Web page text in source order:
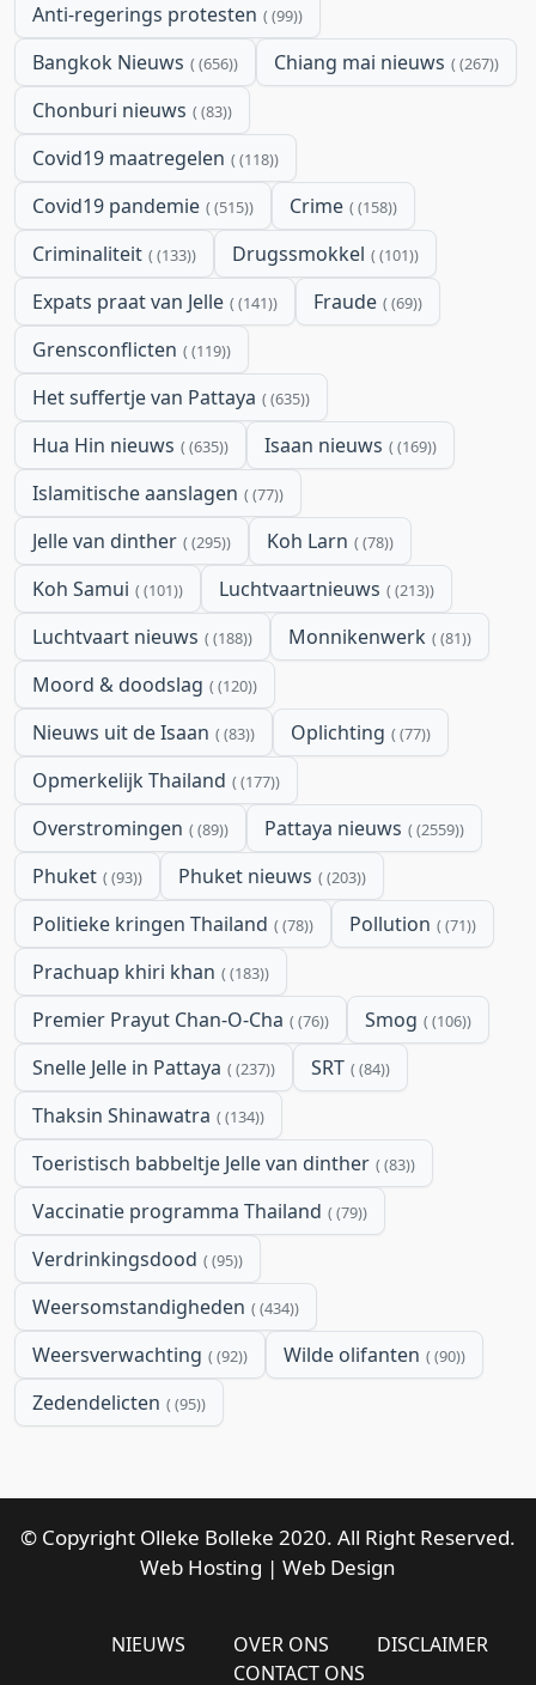
Anti-regerings protesten (99)
Bangkok Nieuws (656) Chiang mai nieuws (267)
Chonburi nieuws (83)
Covid19 maatregelen (118)
Covid19 pandemie (515) Crime (158)
Criminaliteit (133) Drugssmokkel (101)
Expats praat van Jelle (141) Fraude (69)
Grensconflicten (119)
Het suffertje van Pattaya (635)
Hua Hin nieuws (635) Isaan nieuws (169)
Islamitische aanslagen (77)
Jelle van dinther (295) Koh Larn (78)
Koh Samui (101) Luchtvaartnieuws (213)
Luchtvaart nieuws (188) Monnikenwerk (81)
Moord & doodslag (120)
Nieuws uit de Isaan (83) Oplichting (77)
Opmerkelijk Thailand (177)
Overstromingen (89) Pattaya nieuws (2559)
Phuket (93) Phuket nieuws (203)
Politieke kringen Thailand (78) Pollution (71)
Prachuap khiri khan (183)
Premier Prayut Chan-O-Cha (76) Smog (106)
Snelle Jelle in Pattaya (237) SRT (84)
Thaksin Shinawatra (134)
Toeristisch babbeltje Jelle van dinther (83)
Vaccinatie programma Thailand (79)
Verdrinkingsdood (95)
Weersomstandigheden (434)
Weersverwachting (92) Wilde olifanten (90)
Zedendelicten (95)
© Copyright Olleke Bolleke 2020. All Right Reserved.
Web Hosting | Web Design
NIEUWS OVER ONS
DISCLAIMER
CONTACT ONS